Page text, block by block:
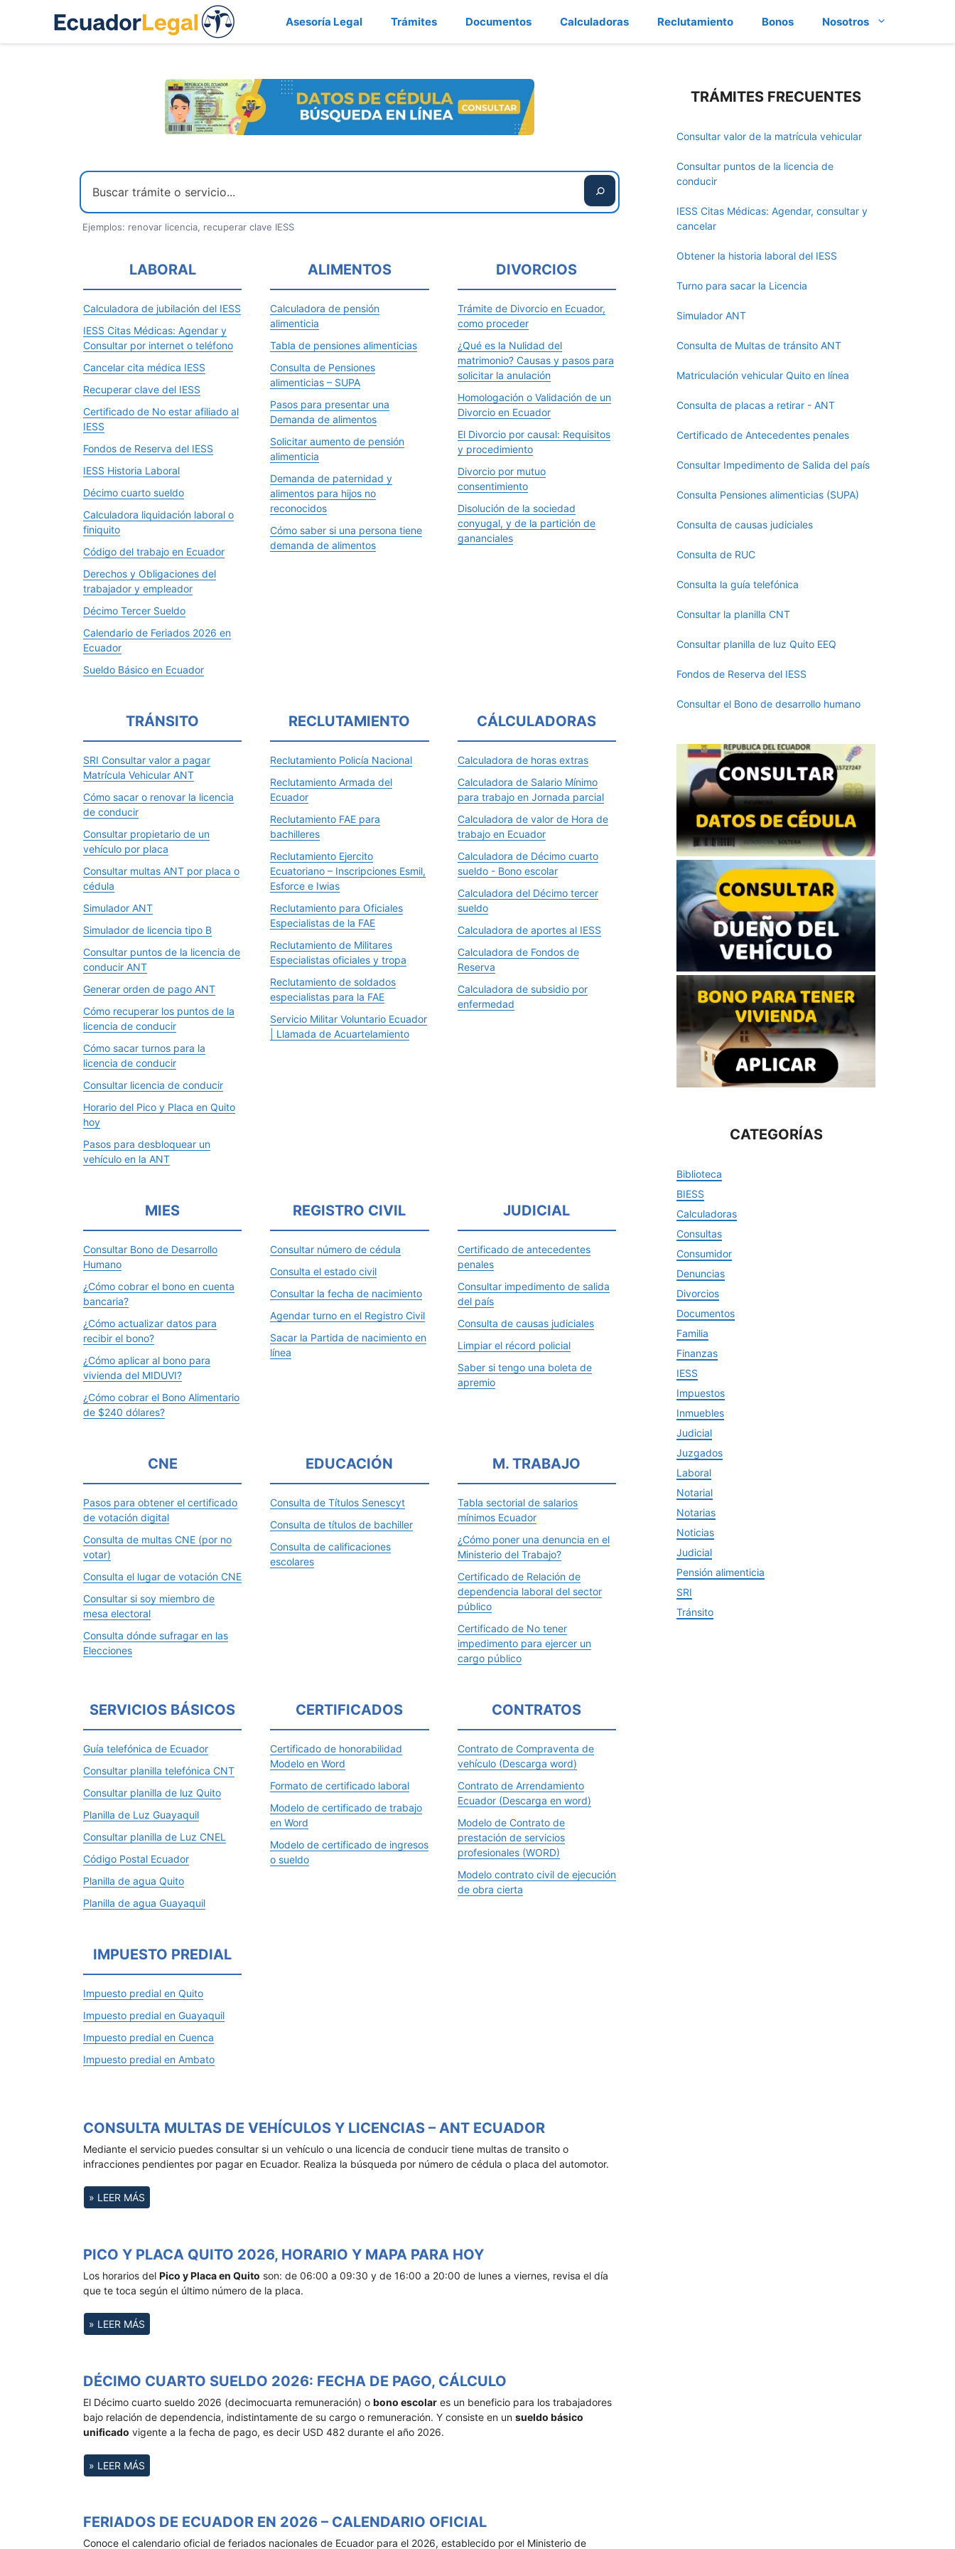
Asesoría Legal Trámites Documentos Calculadoras Reclutamiento Bonos Nosotros
Ejemplos: renovar licencia, recuperar clave IESS
LABORAL
Calculadora de jubilación del IESS
IESS Citas Médicas: Agendar y
Consultar por internet o teléfono
Cancelar cita médica IESS
Recuperar clave del IESS
Certificado de No estar afiliado al
IESS
Fondos de Reserva del IESS
IESS Historia Laboral
Décimo cuarto sueldo
Calculadora liquidación laboral o
finiquito
Código del trabajo en Ecuador
Derechos y Obligaciones del
trabajador y empleador
Décimo Tercer Sueldo
Calendario de Feriados 2026 en
Ecuador
Sueldo Básico en Ecuador
ALIMENTOS
Calculadora de pensión
alimenticia
Tabla de pensiones alimenticias
Consulta de Pensiones
alimenticias – SUPA
Pasos para presentar una
Demanda de alimentos
Solicitar aumento de pensión
alimenticia
Demanda de paternidad y
alimentos para hijos no
reconocidos
Cómo saber si una persona tiene
demanda de alimentos
DIVORCIOS
Trámite de Divorcio en Ecuador,
como proceder
¿Qué es la Nulidad del
matrimonio? Causas y pasos para
solicitar la anulación
Homologación o Validación de un
Divorcio en Ecuador
El Divorcio por causal: Requisitos
y procedimiento
Divorcio por mutuo
consentimiento
Disolución de la sociedad
conyugal, y de la partición de
gananciales
TRÁNSITO
SRI Consultar valor a pagar
Matrícula Vehicular ANT
Cómo sacar o renovar la licencia
de conducir
Consultar propietario de un
vehículo por placa
Consultar multas ANT por placa o
cédula
Simulador ANT
Simulador de licencia tipo B
Consultar puntos de la licencia de
conducir ANT
Generar orden de pago ANT
Cómo recuperar los puntos de la
licencia de conducir
Cómo sacar turnos para la
licencia de conducir
Consultar licencia de conducir
Horario del Pico y Placa en Quito
hoy
Pasos para desbloquear un
vehículo en la ANT
RECLUTAMIENTO
Reclutamiento Policía Nacional
Reclutamiento Armada del
Ecuador
Reclutamiento FAE para
bachilleres
Reclutamiento Ejercito
Ecuatoriano – Inscripciones Esmil,
Esforce e Iwias
Reclutamiento para Oficiales
Especialistas de la FAE
Reclutamiento de Militares
Especialistas oficiales y tropa
Reclutamiento de soldados
especialistas para la FAE
Servicio Militar Voluntario Ecuador
| Llamada de Acuartelamiento
CÁLCULADORAS
Calculadora de horas extras
Calculadora de Salario Mínimo
para trabajo en Jornada parcial
Calculadora de valor de Hora de
trabajo en Ecuador
Calculadora de Décimo cuarto
sueldo - Bono escolar
Calculadora del Décimo tercer
sueldo
Calculadora de aportes al IESS
Calculadora de Fondos de
Reserva
Calculadora de subsidio por
enfermedad
MIES
Consultar Bono de Desarrollo
Humano
¿Cómo cobrar el bono en cuenta
bancaria?
¿Cómo actualizar datos para
recibir el bono?
¿Cómo aplicar al bono para
vivienda del MIDUVI?
¿Cómo cobrar el Bono Alimentario
de $240 dólares?
REGISTRO CIVIL
Consultar número de cédula
Consulta el estado civil
Consultar la fecha de nacimiento
Agendar turno en el Registro Civil
Sacar la Partida de nacimiento en
línea
JUDICIAL
Certificado de antecedentes
penales
Consultar impedimento de salida
del país
Consulta de causas judiciales
Limpiar el récord policial
Saber si tengo una boleta de
apremio
CNE
Pasos para obtener el certificado
de votación digital
Consulta de multas CNE (por no
votar)
Consulta el lugar de votación CNE
Consultar si soy miembro de
mesa electoral
Consulta dónde sufragar en las
Elecciones
EDUCACIÓN
Consulta de Títulos Senescyt
Consulta de títulos de bachiller
Consulta de calificaciones
escolares
M. TRABAJO
Tabla sectorial de salarios
mínimos Ecuador
¿Cómo poner una denuncia en el
Ministerio del Trabajo?
Certificado de Relación de
dependencia laboral del sector
público
Certificado de No tener
impedimento para ejercer un
cargo público
SERVICIOS BÁSICOS
Guía telefónica de Ecuador
Consultar planilla telefónica CNT
Consultar planilla de luz Quito
Planilla de Luz Guayaquil
Consultar planilla de Luz CNEL
Código Postal Ecuador
Planilla de agua Quito
Planilla de agua Guayaquil
CERTIFICADOS
Certificado de honorabilidad
Modelo en Word
Formato de certificado laboral
Modelo de certificado de trabajo
en Word
Modelo de certificado de ingresos
o sueldo
CONTRATOS
Contrato de Compraventa de
vehículo (Descarga word)
Contrato de Arrendamiento
Ecuador (Descarga en word)
Modelo de Contrato de
prestación de servicios
profesionales (WORD)
Modelo contrato civil de ejecución
de obra cierta
IMPUESTO PREDIAL
Impuesto predial en Quito
Impuesto predial en Guayaquil
Impuesto predial en Cuenca
Impuesto predial en Ambato
CONSULTA MULTAS DE VEHÍCULOS Y LICENCIAS – ANT ECUADOR
Mediante el servicio puedes consultar si un vehículo o una licencia de conducir tiene multas de transito o
infracciones pendientes por pagar en Ecuador. Realiza la búsqueda por número de cédula o placa del automotor.
» LEER MÁS
PICO Y PLACA QUITO 2026, HORARIO Y MAPA PARA HOY
Los horarios del Pico y Placa en Quito son: de 06:00 a 09:30 y de 16:00 a 20:00 de lunes a viernes, revisa el día
que te toca según el último número de la placa.
» LEER MÁS
DÉCIMO CUARTO SUELDO 2026: FECHA DE PAGO, CÁLCULO
El Décimo cuarto sueldo 2026 (decimocuarta remuneración) o bono escolar es un beneficio para los trabajadores
bajo relación de dependencia, indistintamente de su cargo o remuneración. Y consiste en un sueldo básico
unificado vigente a la fecha de pago, es decir USD 482 durante el año 2026.
» LEER MÁS
FERIADOS DE ECUADOR EN 2026 – CALENDARIO OFICIAL
Conoce el calendario oficial de feriados nacionales de Ecuador para el 2026, establecido por el Ministerio de
TRÁMITES FRECUENTES
Consultar valor de la matrícula vehicular
Consultar puntos de la licencia de
conducir
IESS Citas Médicas: Agendar, consultar y
cancelar
Obtener la historia laboral del IESS
Turno para sacar la Licencia
Simulador ANT
Consulta de Multas de tránsito ANT
Matriculación vehicular Quito en línea
Consulta de placas a retirar - ANT
Certificado de Antecedentes penales
Consultar Impedimento de Salida del país
Consulta Pensiones alimenticias (SUPA)
Consulta de causas judiciales
Consulta de RUC
Consulta la guía telefónica
Consultar la planilla CNT
Consultar planilla de luz Quito EEQ
Fondos de Reserva del IESS
Consultar el Bono de desarrollo humano
CATEGORÍAS
Biblioteca
BIESS
Calculadoras
Consultas
Consumidor
Denuncias
Divorcios
Documentos
Familia
Finanzas
IESS
Impuestos
Inmuebles
Judicial
Juzgados
Laboral
Notarial
Notarias
Noticias
Judicial
Pensión alimenticia
SRI
Tránsito